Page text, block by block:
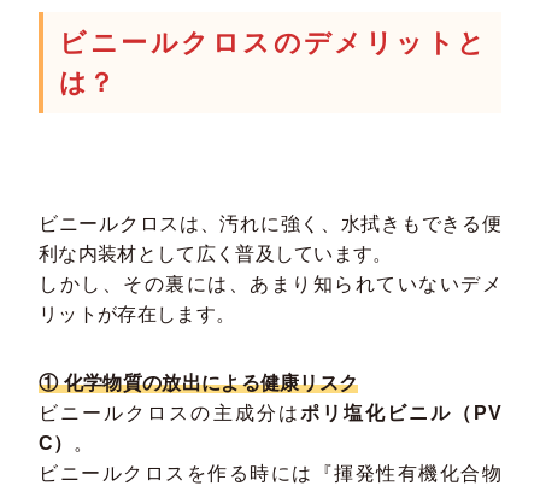
ビニールクロスのデメリットと
は？
ビニールクロスは、汚れに強く、水拭きもできる便
利な内装材として広く普及しています。
しかし、その裏には、あまり知られていないデメ
リットが存在します。
① 化学物質の放出による健康リスク
ビニールクロスの主成分はポリ塩化ビニル（PV
C）
。
ビニールクロスを作る時には『揮発性有機化合物